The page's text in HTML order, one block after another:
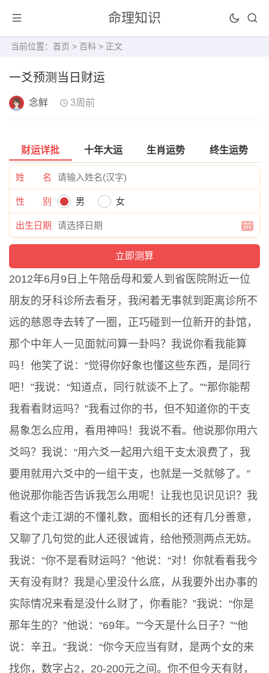
命理知识
当前位置： 首页 > 百科 > 正文
一爻预测当日财运
念鲜 3周前
财运详批 十年大运 生肖运势 终生运势
姓 名
性 别 男 女
出生日期
2012年6月9日上午陪岳母和爱人到省医院附近一位
朋友的牙科诊所去看牙，我闲着无事就到距离诊所不
远的慈恩寺去转了一圈，正巧碰到一位新开的卦馆，
那个中年人一见面就问算一卦吗？我说你看我能算
吗！他笑了说：“觉得你好象也懂这些东西，是同行
吧！”我说：“知道点，同行就谈不上了。”“那你能帮
我看看财运吗？”我看过你的书，但不知道你的干支
易象怎么应用，看用神吗！我说不看。他说那你用六
爻吗？我说：“用六爻一起用六组干支太浪费了，我
要用就用六爻中的一组干支，也就是一爻就够了。”
他说那你能否告诉我怎么用呢！让我也见识见识？我
看这个走江湖的不懂礼数，面相长的还有几分善意，
又聊了几句觉的此人还很诚肯，给他预测两点无妨。
我说：“你不是看财运吗？”他说：“对！你就看看我今
天有没有财？我是心里没什么底，从我要外出办事的
实际情况来看是没什么财了，你看能？”我说：“你是
那年生的？”他说：“69年。”“今天是什么日子？”“他
说：辛丑。”我说：“你今天应当有财，是两个女的来
找你，数字占2，20-200元之间。你不但今天有财，